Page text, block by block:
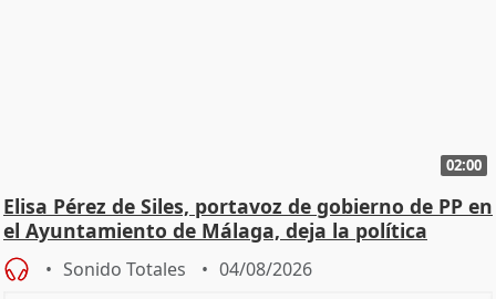
02:00
Elisa Pérez de Siles, portavoz de gobierno de PP en
el Ayuntamiento de Málaga, deja la política
Sonido Totales 04/08/2026